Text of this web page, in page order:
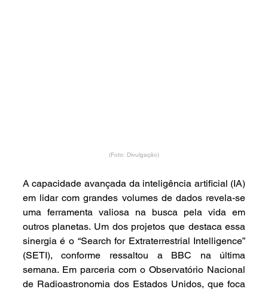
(Foto: Divulgação)
A capacidade avançada da inteligência artificial (IA)
em lidar com grandes volumes de dados revela-se
uma ferramenta valiosa na busca pela vida em
outros planetas. Um dos projetos que destaca essa
sinergia é o “Search for Extraterrestrial Intelligence”
(SETI), conforme ressaltou a BBC na última
semana. Em parceria com o Observatório Nacional
de Radioastronomia dos Estados Unidos, que foca